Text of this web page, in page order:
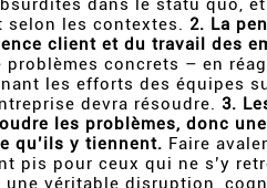
dans le statu quo,
selon les contextes. 2. La
client et du travail des
concrets – en
les efforts des équipes
devra résoudre. 3.
les problèmes, donc
qu’ils y tiennent. Faire
pis pour ceux qui ne s’y
une véritable disruption,